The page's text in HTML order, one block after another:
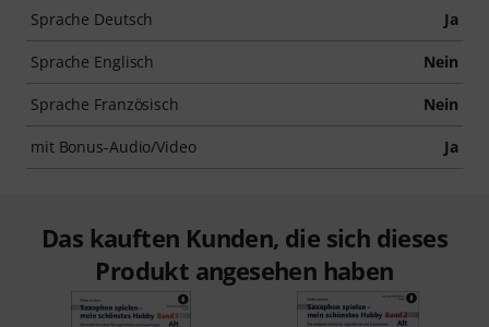
Sprache Deutsch Ja
Sprache Englisch Nein
Sprache Französisch Nein
mit Bonus-Audio/Video Ja
Das kauften Kunden, die sich dieses
Produkt angesehen haben